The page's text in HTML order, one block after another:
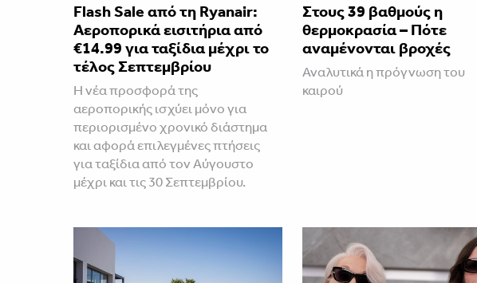
Flash Sale από τη Ryanair:
Αεροπορικά εισιτήρια από
€14.99 για ταξίδια μέχρι το
τέλος Σεπτεμβρίου
Η νέα προσφορά της
αεροπορικής ισχύει μόνο για
περιορισμένο χρονικό διάστημα
και αφορά επιλεγμένες πτήσεις
για ταξίδια από τον Αύγουστο
μέχρι και τις 30 Σεπτεμβρίου.
Στους 39 βαθμούς η
θερμοκρασία – Πότε
αναμένονται βροχές
Αναλυτικά η πρόγνωση του
καιρού